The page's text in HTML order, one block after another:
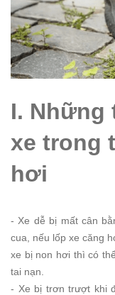
I. Những
xe trong
hơi
- Xe dễ bị mất cân
cua, nếu lốp xe căng
xe bị non hơi thì có
tai nạn.
- Xe bị trơn trượt khi